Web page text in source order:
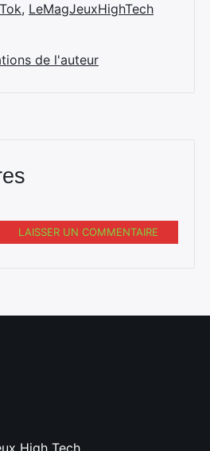
, LeMagJeuxHighTech
de l'auteur
LAISSER UN COMMENTAIRE
High Tech